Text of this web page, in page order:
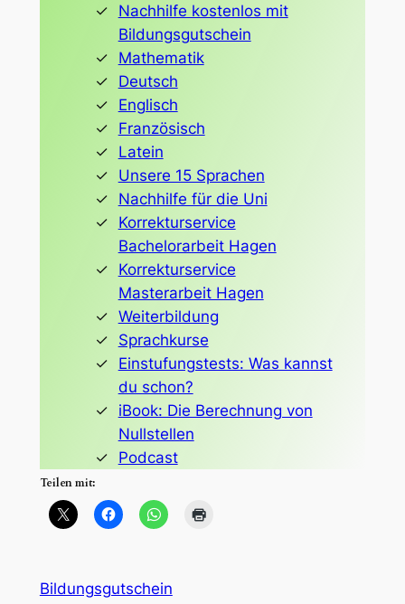
Nachhilfe kostenlos mit
Bildungsgutschein
Mathematik
Deutsch
Englisch
Französisch
Latein
Unsere 15 Sprachen
Nachhilfe für die Uni
Korrekturservice
Bachelorarbeit Hagen
Korrekturservice
Masterarbeit Hagen
Weiterbildung
Sprachkurse
Einstufungstests: Was kannst
du schon?
iBook: Die Berechnung von
Nullstellen
Podcast
Teilen mit:
Bildungsgutschein